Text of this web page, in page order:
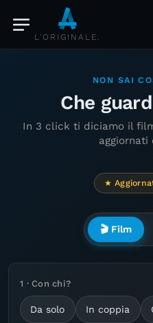
L'ORIGINALE.
NON SAI
Che
In 3 click ti diciamo il
aggiornati
★
🎬 Film
1 · Con chi?
Da solo In coppia